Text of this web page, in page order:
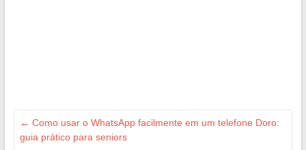
← Como usar o WhatsApp facilmente em um telefone Doro:
guia prático para seniors